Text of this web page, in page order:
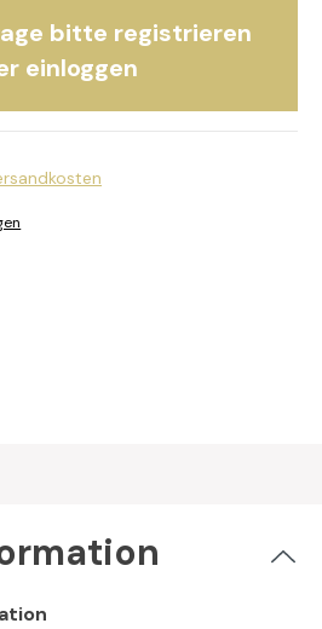
bitte registrieren
einloggen